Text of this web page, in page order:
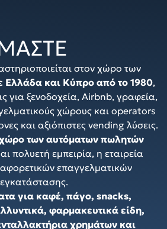
στον χώρο των
Ελλάδα και Κύπρο από το 1980,
για ξενοδοχεία, Airbnb, γραφεία,
χώρους και operators
και αξιόπιστες vending λύσεις.
των αυτόματων πωλητών
πολυετή εμπειρία, η εταιρεία
επαγγελματικών
για καφέ, πάγο, snacks,
φαρμακευτικά είδη,
χρημάτων και